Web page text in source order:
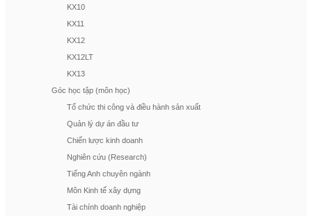
KX10
KX11
KX12
KX12LT
KX13
Góc học tập (môn học)
Tổ chức thi công và điều hành sản xuất
Quản lý dự án đầu tư
Chiến lược kinh doanh
Nghiên cứu (Research)
Tiếng Anh chuyên ngành
Môn Kinh tế xây dựng
Tài chính doanh nghiệp